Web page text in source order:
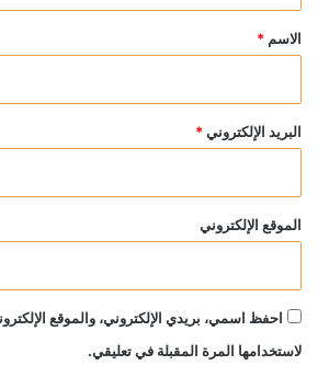
*
الاسم *
البريد الإلكتروني *
الموقع الإلكتروني
احفظ اسمي، بريدي الإلكتروني، والموقع
لاستخدامها المرة المقبلة في تعليقي.